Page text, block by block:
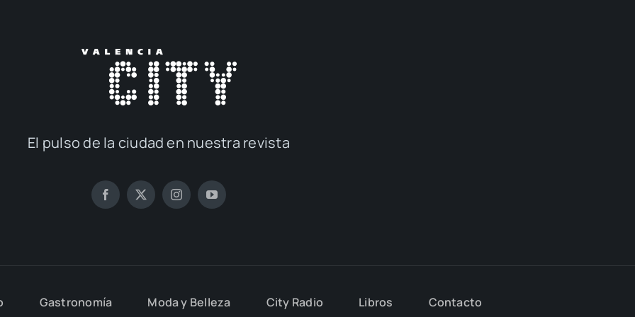
El pul­so de la ciu­dad en nues­tra revis­ta
Gas­tro­no­mía Moda y Belle­za City Radio Libros Con­tac­to